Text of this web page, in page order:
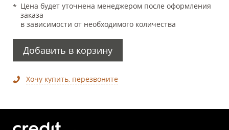
Цена будет уточнена менеджером после оформления
заказа
в зависимости от необходимого количества
Добавить в корзину
Хочу купить, перезвоните